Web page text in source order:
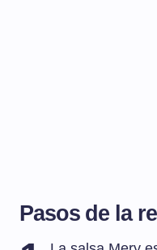
Pasos de la